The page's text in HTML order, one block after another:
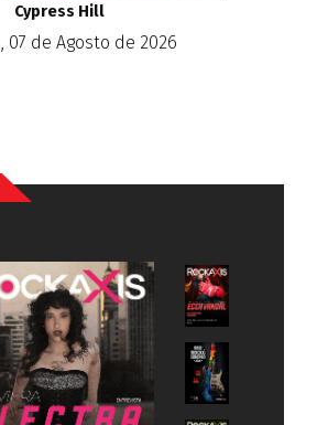
Cypress Hill
07 de Agosto de 2026